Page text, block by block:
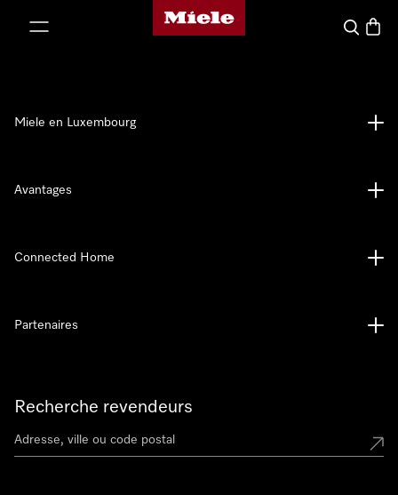
Page d'accueil de Miele
Panier
Recherche revendeurs
Miele en Luxembourg
Avantages
Connected Home
Partenaires